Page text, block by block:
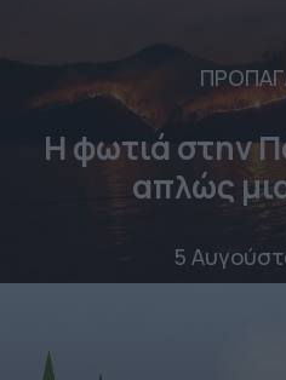
Η φωτιά στην
απλώς
5